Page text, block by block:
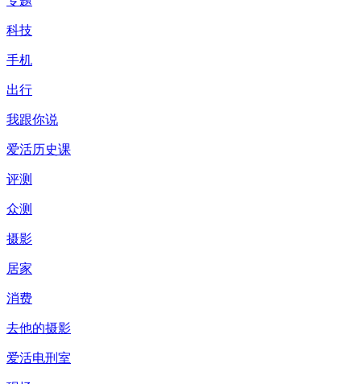
科技
手机
出行
我跟你说
爱活历史课
评测
众测
摄影
居家
消费
去他的摄影
爱活电刑室